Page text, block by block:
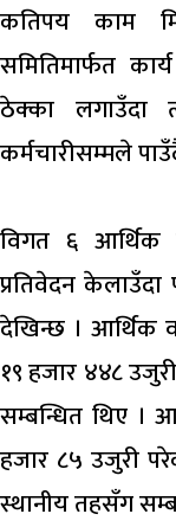
कतिपय काम
समितिमार्फत
ठेक्का लगाउँदा
कर्मचारीसम्मले
विगत ६ आर्थिक
प्रतिवेदन केलाउँदा
देखिन्छ । आर्थिक
१९ हजार ४४८
सम्बन्धित थिए ।
हजार ८५ उजुरी
स्थानीय तहसँग